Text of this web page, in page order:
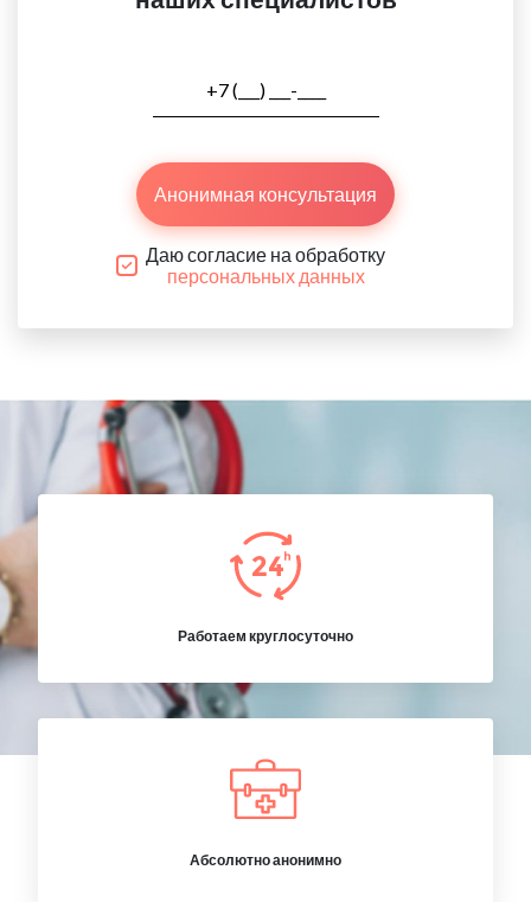
Анонимная консультация
Даю согласие на обработку
персональных данных
Работаем круглосуточно
Абсолютно анонимно